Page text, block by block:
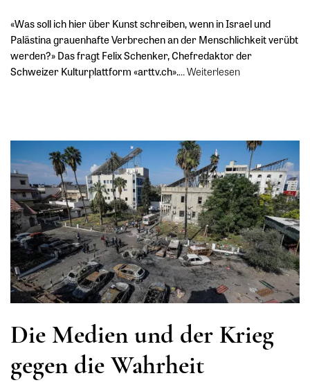
«Was soll ich hier über Kunst schreiben, wenn in Israel und
Palästina grauenhafte Verbrechen an der Menschlichkeit verübt
werden?» Das fragt Felix Schenker, Chefredaktor der
Schweizer Kulturplattform «arttv.ch».…Weiterlesen
Die Medien und der Krieg
gegen die Wahrheit